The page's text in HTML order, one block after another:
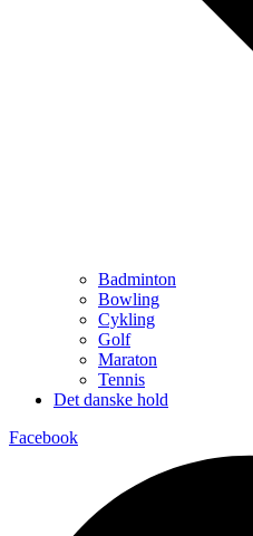
Badminton
Bowling
Cykling
Golf
Maraton
Tennis
Det danske hold
Facebook